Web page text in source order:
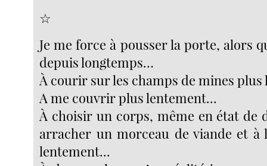
☆
Je me force à pousser la porte, alors
depuis longtemps…
À courir sur les champs de mines plus
A me couvrir plus lentement...
À choisir un corps, même en état de
arracher un morceau de viande et à
lentement...